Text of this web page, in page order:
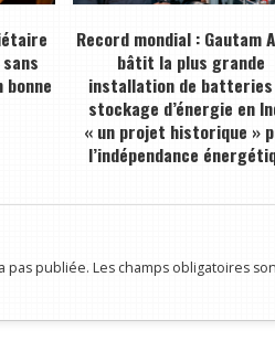
Record mondial : Gautam
bâtit la plus grande
installation de batteries
stockage d’énergie en
« un projet historique »
l’indépendance
pas publiée. Les champs obligatoires